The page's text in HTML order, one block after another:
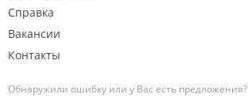
Справка
Вакансии
Контакты
Обнаружили ошибку или у Вас есть предложения?